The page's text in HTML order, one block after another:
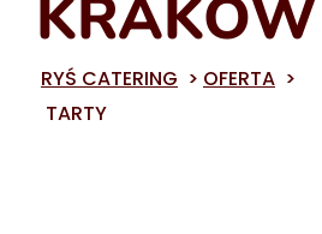
KRAKÓW
RYŚ CATERING > OFERTA >
TARTY